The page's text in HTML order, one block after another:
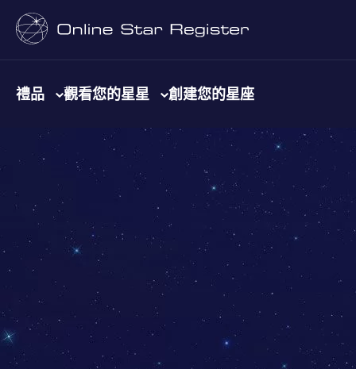
禮品 觀看您的星星 創建您的星座